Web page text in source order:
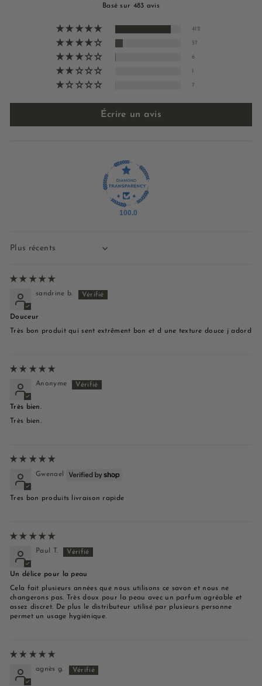
Basé sur 483 avis
412
57
6
7
Écrire un avis
100.0
Sort by
sandrine b.
Douceur
Très bon produit qui sent extrêment bon et d une texture douce j adord
Anonyme
Très bien.
Très bien.
Gwenael
Tres bon produits livraison rapide
Paul T.
Un délice pour la peau
Cela fait plusieurs années que nous utilisons ce savon et nous ne
changerons pas. Très doux pour la peau avec un parfum agréable et
assez discret. De plus le distributeur utilisé par plusieurs personne
permet un usage hygiénique.
agnès g.